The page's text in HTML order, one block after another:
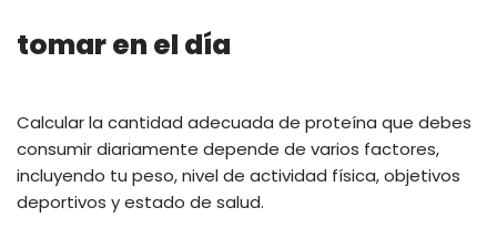
tomar en el día
Calcular la cantidad adecuada de proteína que debes
consumir diariamente depende de varios factores,
incluyendo tu peso, nivel de actividad física, objetivos
deportivos y estado de salud.